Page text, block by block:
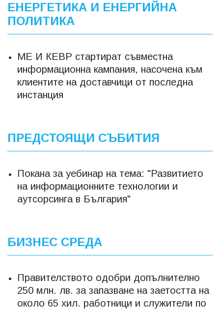
ЕНЕРГЕТИКА И ЕНЕРГИЙНА
ПОЛИТИКА
МЕ И КЕВР стартират съвместна
информационна кампания, насочена към
клиентите на доставчици от последна
инстанция
ПРЕДСТОЯЩИ СЪБИТИЯ
Покана за уебинар на тема: "Развитието
на информационните технологии и
аутсорсинга в България"
БИЗНЕС СРЕДА
Правителството одобри допълнително
250 млн. лв. за запазване на заетостта на
около 65 хил. работници и служители по